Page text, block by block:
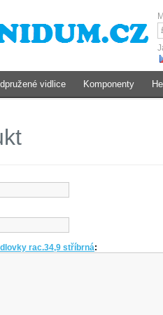
rac.34,9 stříbrná:
vidlice Komponenty